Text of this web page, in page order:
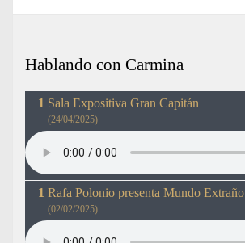
Hablando con Carmina
Sala Expositiva Gran Capitán
(24/04/2025)
Rafa Polonio presenta Mundo Extraño
(02/02/2025)